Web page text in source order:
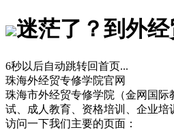
迷茫了？到外经
6秒以后自动跳转回首页...
珠海外经贸专修学院官网
珠海市外经贸专修学院（金网国
试、成人教育、资格培训、企业
访问一下我们主要的页面：